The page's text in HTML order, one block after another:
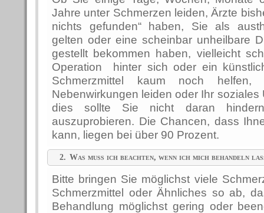
Jahre unter Schmerzen leiden, Ärzte
nichts gefunden“ haben, Sie als
gelten oder eine scheinbar unheilbare
gestellt bekommen haben, vielleicht
Operation hinter sich oder ein
Schmerzmittel kaum noch
Nebenwirkungen leiden oder Ihr soziales
dies sollte Sie nicht daran
auszuprobieren. Die Chancen, dass
kann, liegen bei über 90 Prozent.
2. Was muss ich beachten, wenn ich mich behandeln
Bitte bringen Sie möglichst viele
Schmerzmittel oder Ähnliches so ab,
Behandlung möglichst gering oder